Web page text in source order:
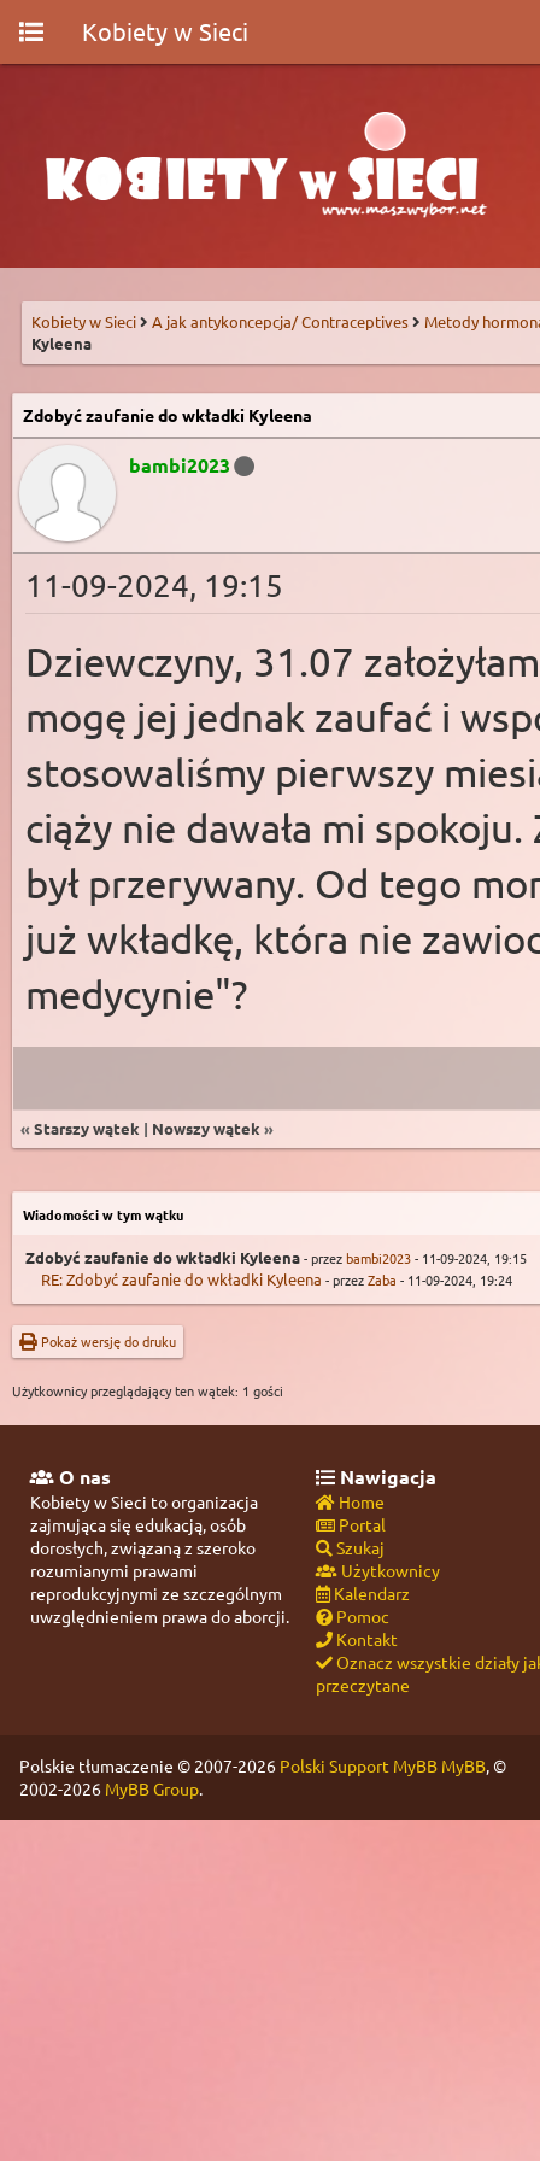
Kobiety w Sieci
Kobiety w Sieci A jak antykoncepcja/ Contraceptives
Metody
Kyleena
Zdobyć zaufanie do wkładki Kyleena
bambi2023
11-09-2024, 19:15
Dziewczyny, 31.07
mogę jej jednak zaufać i
stosowaliśmy pierwszy
ciąży nie dawała mi
był przerywany. Od tego
już wkładkę, która nie
medycynie"?
« Starszy wątek | Nowszy wątek »
Wiadomości w tym wątku
Zdobyć zaufanie do wkładki Kyleena- przezbambi2023- 11-09-2024, 19:15
RE: Zdobyć zaufanie do wkładki Kyleena - przezZaba - 11-09-2024, 19:24
Pokaż wersję do druku
Użytkownicy przeglądający ten wątek: 1 gości
O nas
Kobiety w Sieci to organizacja
zajmująca się edukacją, osób
dorosłych, związaną z szeroko
rozumianymi prawami
reprodukcyjnymi ze szczególnym
uwzględnieniem prawa do aborcji.
Nawigacja
Home
Portal
Szukaj
Użytkownicy
Kalendarz
Pomoc
Kontakt
Oznacz wszystkie działy
przeczytane
Polskie tłumaczenie © 2007-2026 Polski Support MyBB MyBB, ©
2002-2026 MyBB Group.